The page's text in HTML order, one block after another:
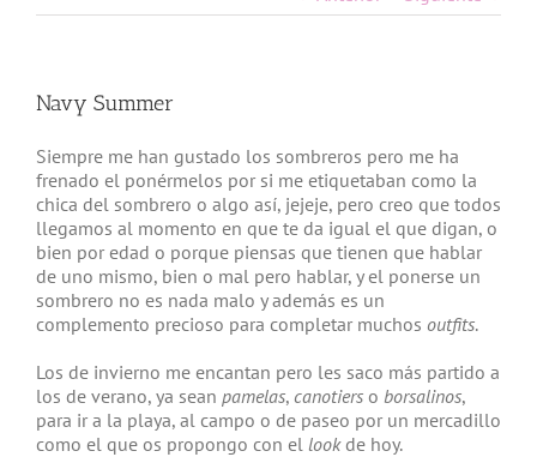
Navy Summer
Siempre me han gustado los sombreros pero me ha
frenado el ponérmelos por si me etiquetaban como la
chica del sombrero o algo así, jejeje, pero creo que todos
llegamos al momento en que te da igual el que digan, o
bien por edad o porque piensas que tienen que hablar
de uno mismo, bien o mal pero hablar, y el ponerse un
sombrero no es nada malo y además es un
complemento precioso para completar muchos outfits.
Los de invierno me encantan pero les saco más partido a
los de verano, ya sean pamelas, canotiers o borsalinos,
para ir a la playa, al campo o de paseo por un mercadillo
como el que os propongo con el lookde hoy.